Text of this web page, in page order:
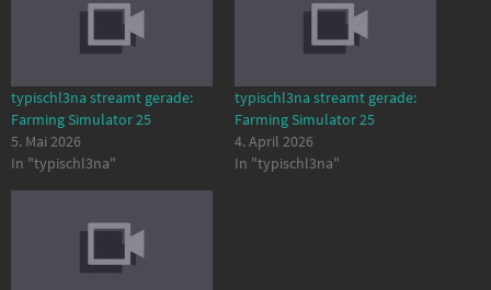
typischl3na streamt gerade:
Farming Simulator 25
5. Mai 2026
In "typischl3na"
typischl3na streamt gerade:
Farming Simulator 25
4. April 2026
In "typischl3na"